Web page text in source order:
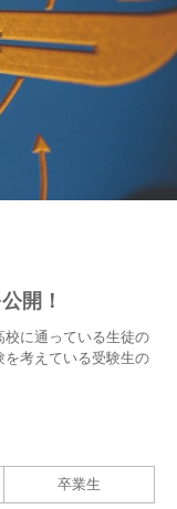
開！
校に通っている生徒の
を考えている受験生の
卒業生